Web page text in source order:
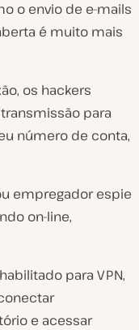
o envio de e-mails
é muito mais
os hackers
para
número de conta,
empregador espie
on-line,
para VPN,
e acessar